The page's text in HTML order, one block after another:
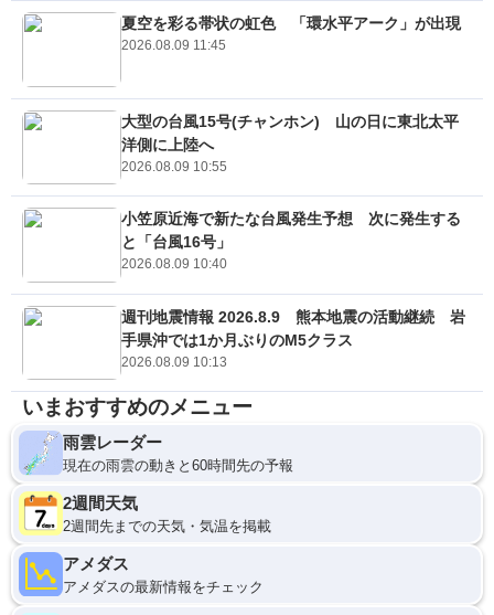
夏空を彩る帯状の虹色 「環水平アーク」が出現
2026.08.09 11:45
大型の台風15号(チャンホン) 山の日に東北太平
洋側に上陸へ
2026.08.09 10:55
小笠原近海で新たな台風発生予想 次に発生する
と「台風16号」
2026.08.09 10:40
週刊地震情報 2026.8.9 熊本地震の活動継続 岩
手県沖では1か月ぶりのM5クラス
2026.08.09 10:13
いまおすすめのメニュー
雨雲レーダー
現在の雨雲の動きと60時間先の予報
2週間天気
2週間先までの天気・気温を掲載
アメダス
アメダスの最新情報をチェック